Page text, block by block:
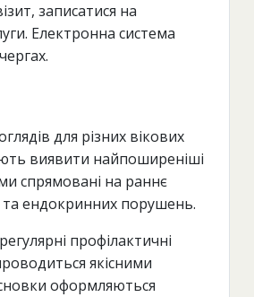
записатися на
Електронна система
для різних вікових
виявити найпоширеніші
спрямовані на раннє
та ендокринних порушень.
профілактичні
якісними
оформляються